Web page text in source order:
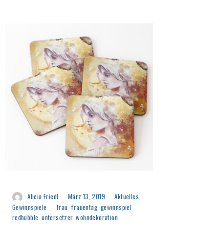
Alicia Friedl März 13, 2019 Aktuelles,
Gewinnspiele
frau, frauentag, gewinnspiel,
redbubble,untersetzer,wohndekoration